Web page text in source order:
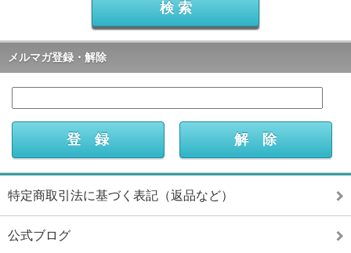
メルマガ登録・解除
特定商取引法に基づく表記（返品など）
公式ブログ